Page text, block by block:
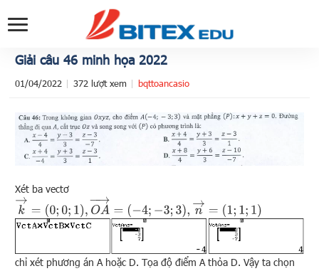
Giải câu 46 minh họa 2022
01/04/2022 372 lượt xem bqttoancasio
Xét ba vectơ
k→ 0;0 1) O A →=(− 3 ) →= (1; ;1)
chỉ xét phương án A hoặc D. Tọa độ điểm A thỏa D. Vậy ta chọn